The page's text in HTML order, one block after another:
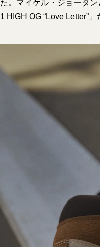
た。マイケル・ジョーダ
1 HIGH OG “Love Letter”」